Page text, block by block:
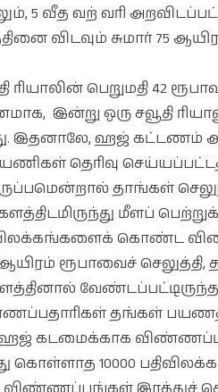
5 வீத வற் வரி
விடவும் சுமார் 75
ரியாலின் பெறுமதி 42
இன்று ஒரு சவூதி
இதனாலே, ஹஜ் கட்டணம்
தெரிவு
தாங்கள்
மீளப்
கொண்ட
ரூபாவைச்
தங்கள்
ஹஜ் கடமைக்காக
கொள்ளாத 10000